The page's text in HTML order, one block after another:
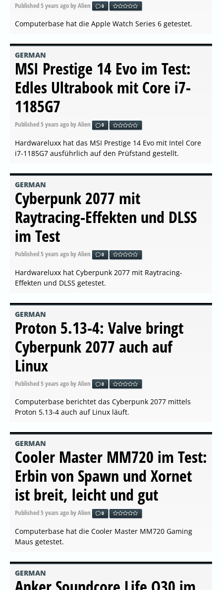
Published5 years agoby Alien 0
Computerbase hat die Apple Watch Series 6 getestet.
GERMAN
MSI Prestige 14 Evo im Test:
Edles Ultrabook mit Core i7-
1185G7
Published5 years agoby Alien 0
Hardwareluxx hat das MSI Prestige 14 Evo mit Intel Core
i7-1185G7 ausführlich auf den Prüfstand gestellt.
GERMAN
Cyberpunk 2077 mit
Raytracing-Effekten und DLSS
im Test
Published5 years agoby Alien 0
Hardwareluxx hat Cyberpunk 2077 mit Raytracing-
Effekten und DLSS getestet.
GERMAN
Proton 5.13-4: Valve bringt
Cyberpunk 2077 auch auf
Linux
Published5 years agoby Alien 0
Computerbase berichtet das Cyberpunk 2077 mittels
Proton 5.13-4 auch auf Linux läuft.
GERMAN
Cooler Master MM720 im Test:
Erbin von Spawn und Xornet
ist breit, leicht und gut
Published5 years agoby Alien 0
Computerbase hat die Cooler Master MM720 Gaming
Maus getestet.
GERMAN